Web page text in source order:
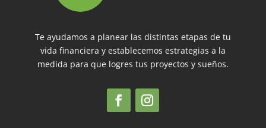
Te ayudamos a planear las distintas etapas de tu
vida financiera y establecemos estrategias a la
medida para que logres tus proyectos y sueños.